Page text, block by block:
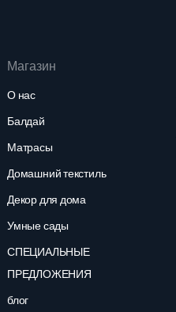
Магазин
О нас
Балдай
Матрасы
Домашний текстиль
Декор для дома
Умные сады
СПЕЦИАЛЬНЫЕ
ПРЕДЛОЖЕНИЯ
блог